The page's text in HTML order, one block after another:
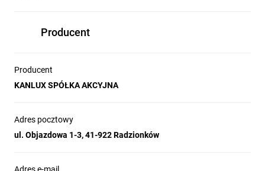
Producent
Producent
KANLUX SPÓŁKA AKCYJNA
Adres pocztowy
ul. Objazdowa 1-3, 41-922 Radzionków